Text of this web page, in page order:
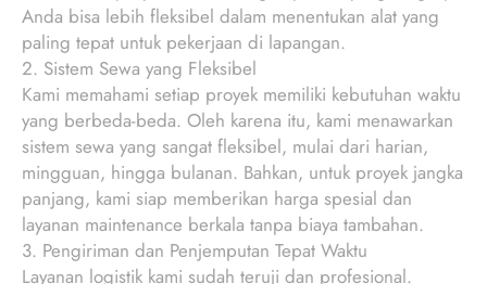
Anda bisa lebih fleksibel dalam menentukan alat yang
paling tepat untuk pekerjaan di lapangan.
2. Sistem Sewa yang Fleksibel
Kami memahami setiap proyek memiliki kebutuhan waktu
yang berbeda-beda. Oleh karena itu, kami menawarkan
sistem sewa yang sangat fleksibel, mulai dari harian,
mingguan, hingga bulanan. Bahkan, untuk proyek jangka
panjang, kami siap memberikan harga spesial dan
layanan maintenance berkala tanpa biaya tambahan.
3. Pengiriman dan Penjemputan Tepat Waktu
Layanan logistik kami sudah teruji dan profesional.